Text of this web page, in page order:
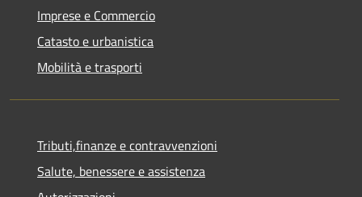
Imprese e Commercio
Catasto e urbanistica
Mobilità e trasporti
Tributi,finanze e contravvenzioni
Salute, benessere e assistenza